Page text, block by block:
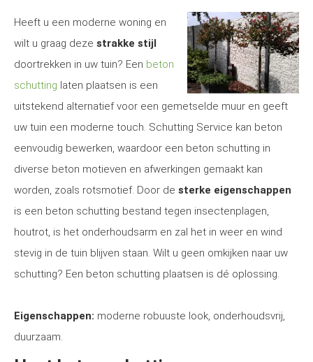
Heeft u een moderne woning en
wilt u graag deze strakke stijl
doortrekken in uw tuin? Een beton
schutting laten plaatsen is een
uitstekend alternatief voor een gemetselde muur en geeft
uw tuin een moderne touch. Schutting Service kan beton
eenvoudig bewerken, waardoor een beton schutting in
diverse beton motieven en afwerkingen gemaakt kan
worden, zoals rotsmotief. Door de sterke eigenschappen
is een beton schutting bestand tegen insectenplagen,
houtrot, is het onderhoudsarm en zal het in weer en wind
stevig in de tuin blijven staan. Wilt u geen omkijken naar uw
schutting? Een beton schutting plaatsen is dé oplossing.
Eigenschappen: moderne robuuste look, onderhoudsvrij,
duurzaam.